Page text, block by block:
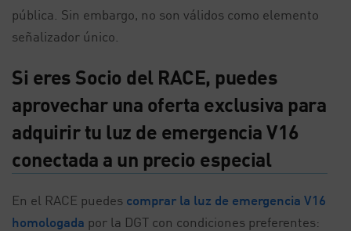
pública. Sin embargo, no son válidos como elemento
señalizador único.
Si eres Socio del RACE, puedes
aprovechar una oferta exclusiva para
adquirir tu luz de emergencia V16
conectada a un precio especial
En el RACE puedes comprar la luz de emergencia V16
homologada por la DGT con condiciones preferentes: